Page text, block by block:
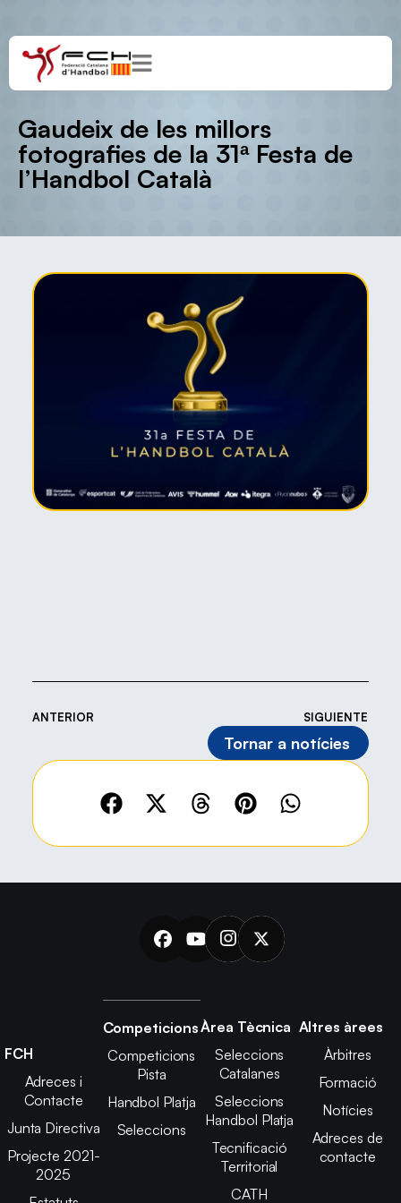
Gaudeix de les millors
fotografies de la 31ª Festa de
l’Handbol Català
ANTERIOR SIGUIENTE
Tornar a notícies
FCH
Adreces i
Contacte
Junta Directiva
Projecte 2021-
2025
Competicions
Competicions
Pista
Handbol Platja
Seleccions
Àrea Tècnica
Seleccions
Catalanes
Seleccions
Handbol Platja
Tecnificació
Territorial
CATH
Altres àrees
Àrbitres
Formació
Notícies
Adreces de
contacte